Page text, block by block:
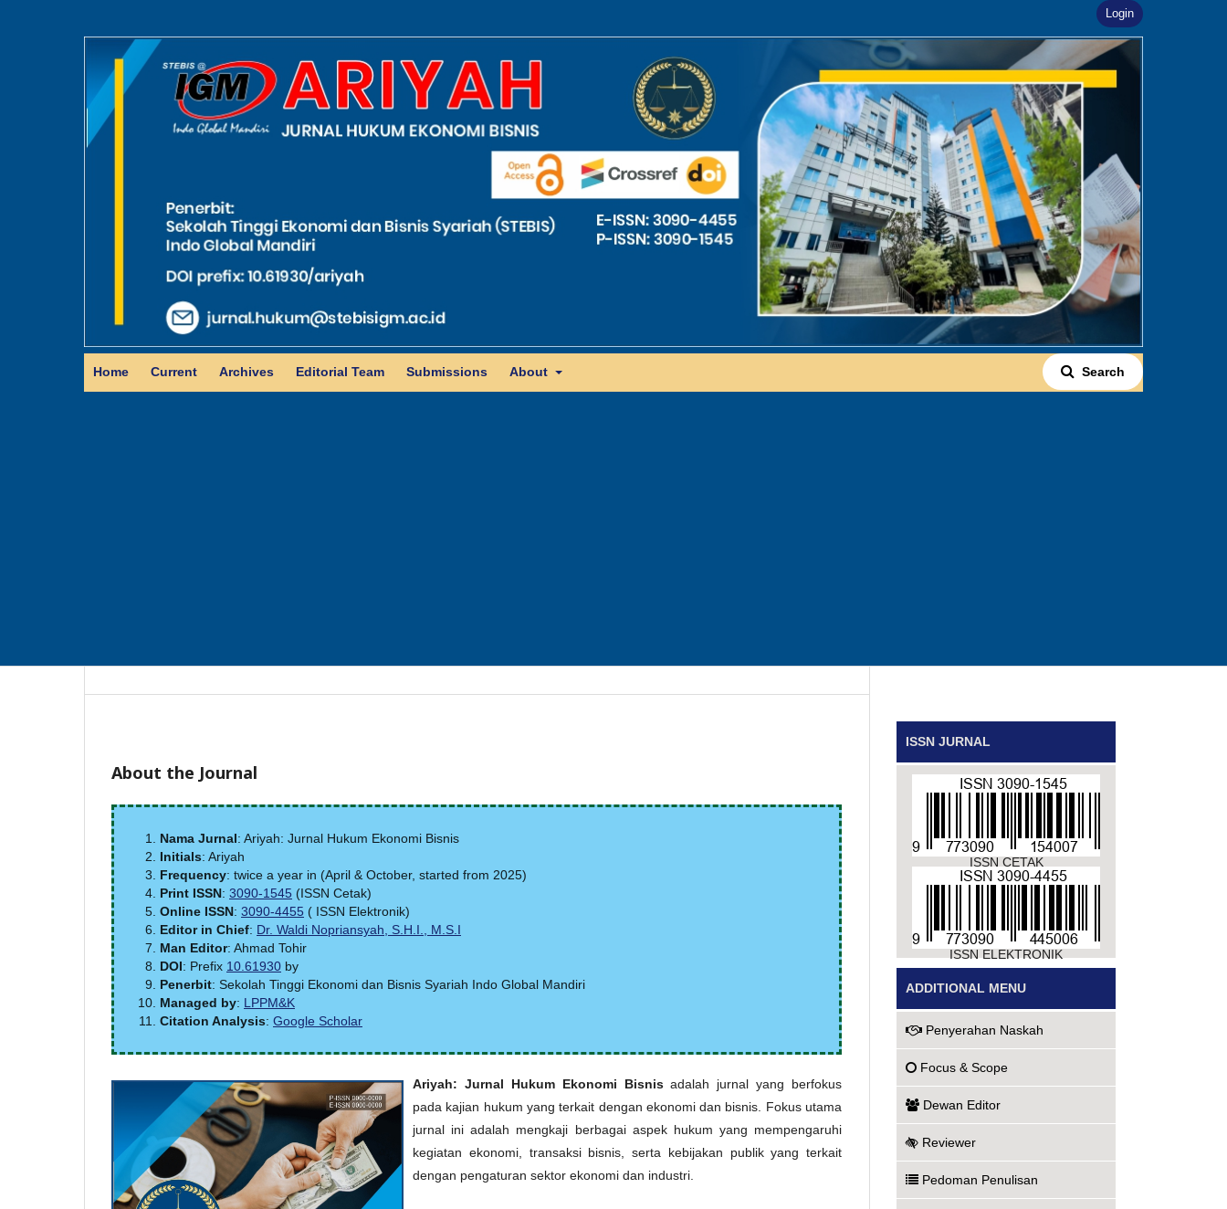
Home Current Archives Editorial Team Submissions About Search
Login
About the Journal
Nama Jurnal: Ariyah: Jurnal Hukum Ekonomi Bisnis
Initials: Ariyah
Frequency: twice a year in (April & October, started from 2025)
Print ISSN: 3090-1545 (ISSN Cetak)
Online ISSN: 3090-4455 ( ISSN Elektronik)
Editor in Chief: Dr. Waldi Nopriansyah, S.H.I., M.S.I
Man Editor: Ahmad Tohir
DOI: Prefix 10.61930 by
Penerbit: Sekolah Tinggi Ekonomi dan Bisnis Syariah Indo Global Mandiri
Managed by: LPPM&K
Citation Analysis: Google Scholar
Ariyah: Jurnal Hukum Ekonomi Bisnisadalah jurnal yang berfokus
pada kajian hukum yang terkait dengan ekonomi dan bisnis. Fokus utama
jurnal ini adalah mengkaji berbagai aspek hukum yang mempengaruhi
kegiatan ekonomi, transaksi bisnis, serta kebijakan publik yang terkait
dengan pengaturan sektor ekonomi dan industri.
ISSN JURNAL
ISSN CETAK
ISSN ELEKTRONIK
ADDITIONAL MENU
Penyerahan Naskah
Focus & Scope
Dewan Editor
Reviewer
Pedoman Penulisan